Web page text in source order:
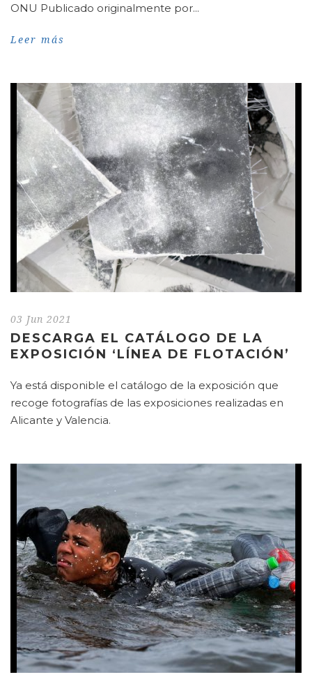
ONU Publicado originalmente por...
Leer más
03 Jun 2021
DESCARGA EL CATÁLOGO DE LA
EXPOSICIÓN ‘LÍNEA DE FLOTACIÓN’
Ya está disponible el catálogo de la exposición que
recoge fotografías de las exposiciones realizadas en
Alicante y Valencia.